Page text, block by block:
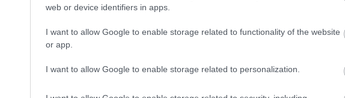
web or device identifiers in apps.
I want to allow Google to enable storage related to functionality of the website
or app.
I want to allow Google to enable storage related to personalization.